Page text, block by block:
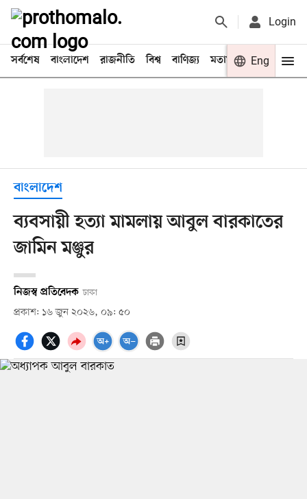
Login
সর্বশেষ বাংলাদেশ রাজনীতি বিশ্ব বাণিজ্য মতামত খেলা
Eng
বাংলাদেশ
ব্যবসায়ী হত্যা মামলায় আবুল বারকাতের
জামিন মঞ্জুর
নিজস্ব প্রতিবেদক ঢাকা
প্রকাশ: ১৬ জুন ২০২৬, ০৯: ৫০